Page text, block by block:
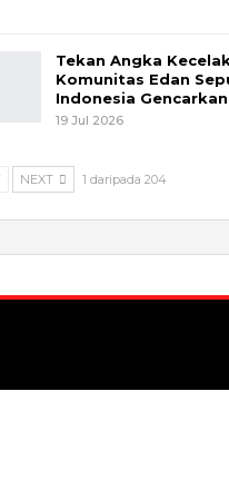
Tekan Angka
Komunitas Edan
Indonesia
19 Jul 2026
NEXT 1 daripada 204